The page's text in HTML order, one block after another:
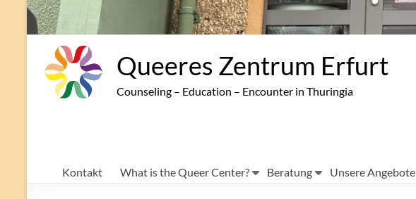
Queeres Zentrum Erfurt
Counseling – Education – Encounter in Thuringia
Kontakt What is the Queer Center? Beratung Unsere Angebote